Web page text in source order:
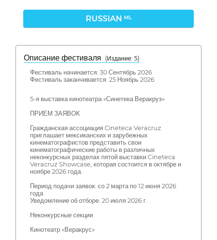
RUSSIAN ML
Описание фестиваля
( Издание: 5)
Фестиваль начинается: 30 Сентябрь 2026
Фестиваль заканчивается: 25 Ноябрь 2026
5-я выставка кинотеатра «Синетека Веракруз»
ПРИЕМ ЗАЯВОК
Гражданская ассоциация Cineteca Veracruz
приглашает мексиканских и зарубежных
кинематографистов представить свои
кинематографические работы в различных
неконкурсных разделах пятой выставки Cineteca
Veracruz Showcase, которая состоится в октябре и
ноябре 2026 года.
Период подачи заявок: со 2 марта по 12 июня 2026
года
Уведомление об отборе: 20 июля 2026 г.
Неконкурсные секции
Кинотеатр «Веракрус»